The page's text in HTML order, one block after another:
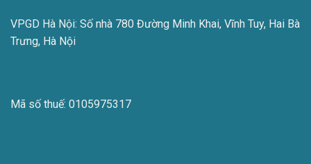
VPGD Hà Nội: Số nhà 780 Đường Minh Khai, Vĩnh Tuy, Hai Bà
Trưng, Hà Nội
Mã số thuế: 0105975317